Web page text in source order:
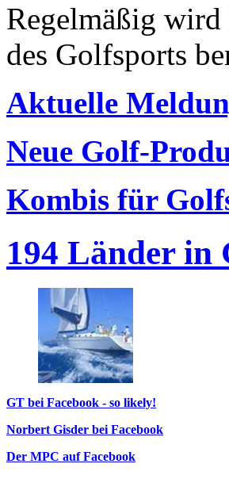
Regelmäßig wird
des Golfsports
Aktuelle
Neue Golf-
Kombis für
194 Länder in
GT bei Facebook - so likely!
Norbert Gisder bei Facebook
Der MPC auf Facebook